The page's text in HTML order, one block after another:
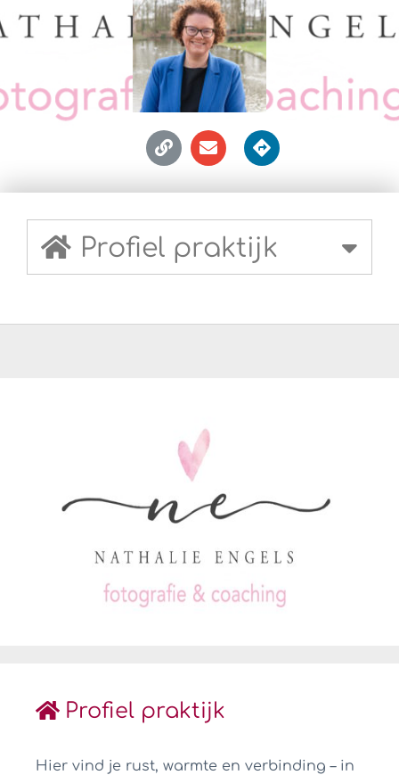
Profiel praktijk
Profiel praktijk
Hier vind je rust, warmte en verbinding – in